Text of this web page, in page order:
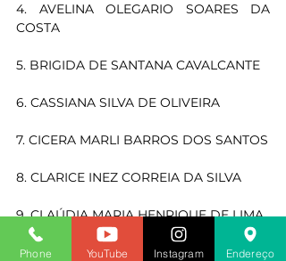
4. AVELINA OLEGARIO SOARES DA
COSTA
5. BRIGIDA DE SANTANA CAVALCANTE
6. CASSIANA SILVA DE OLIVEIRA
7. CICERA MARLI BARROS DOS SANTOS
8. CLARICE INEZ CORREIA DA SILVA
9. CLAÚDIA MARIA HENRIQUE DE LIMA
10. CLEYTSON SOARES VIEIRA
Phone YouTube Instagram Endereço